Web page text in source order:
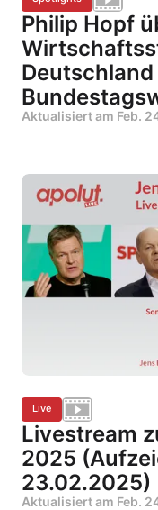
Philip Hopf
Aktualisiert am Feb.
Live
Livestream
2025
23.02.2025)
Aktualisiert am Feb.